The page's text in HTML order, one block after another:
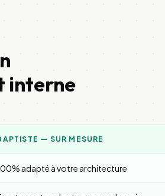
interne
— SUR MESURE
adapté à votre architecture